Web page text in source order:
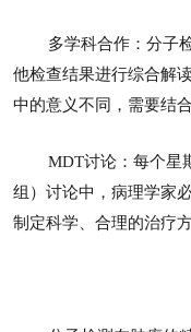
多学科合作：分子
他检查结果进行综合解
中的意义不同，需要结
MDT讨论：每个星
组）讨论中，病理学家
制定科学、合理的治疗方